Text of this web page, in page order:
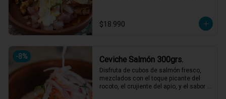
weno!!
$18.990
-8% Ceviche Salmón 300grs.
Disfruta de cubos de salmón fresco,
mezclados con el toque picante del
rocoto, el crujiente del apio, y el sabor